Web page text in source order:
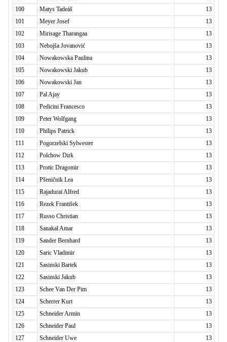
100
Matys Tadeáš
13
101
Meyer Josef
13
102
Mirisage Tharangaa
13
103
Nebojša Jovanović
13
104
Nowakowska Paulina
13
105
Nowakowski Jakub
13
106
Nowakowski Jan
13
107
Pal Ajay
13
108
Pedicini Francesco
13
109
Peter Wolfgang
13
110
Philips Patrick
13
111
Pogorzelski Sylwester
13
112
Polchow Dirk
13
113
Protic Dragomir
13
114
Pšeničnik Lea
13
115
Rajadurai Alfred
13
116
Rezek František
13
117
Russo Christian
13
118
Sanakal Amar
13
119
Sander Bernhard
13
120
Saric Vladimir
13
121
Sasinski Bartek
13
122
Sasinski Jakub
13
123
Schee Van Der Pim
13
124
Scherrer Kurt
13
125
Schneider Armin
13
126
Schneider Paul
13
127
Schneider Uwe
13